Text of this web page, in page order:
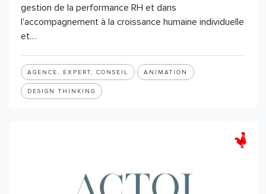
gestion de la performance RH et dans
l'accompagnement à la croissance humaine individuelle
et…
AGENCE, EXPERT, CONSEIL ANIMATION
DESIGN THINKING